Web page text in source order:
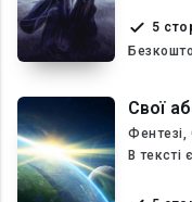
5
Свої
Фентезі,
В текcті